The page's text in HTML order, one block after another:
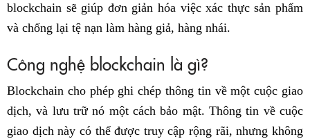
blockchain sẽ giúp đơn giản hóa việc xác thực sản phẩm
và chống lại tệ nạn làm hàng giả, hàng nhái.
Công nghệ blockchain là gì?
Blockchain cho phép ghi chép thông tin về một cuộc giao
dịch, và lưu trữ nó một cách bảo mật. Thông tin về cuộc
giao dịch này có thể được truy cập rộng rãi, nhưng không